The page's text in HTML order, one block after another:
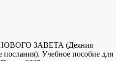
ЗАВЕТА (Деяния
Учебное пособие для